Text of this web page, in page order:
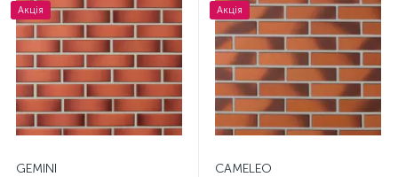
Акція
GEMINI
Акція
CAMELEO